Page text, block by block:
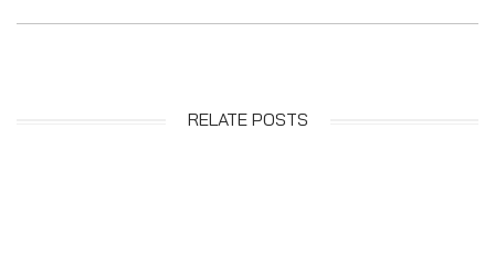
RELATE POSTS